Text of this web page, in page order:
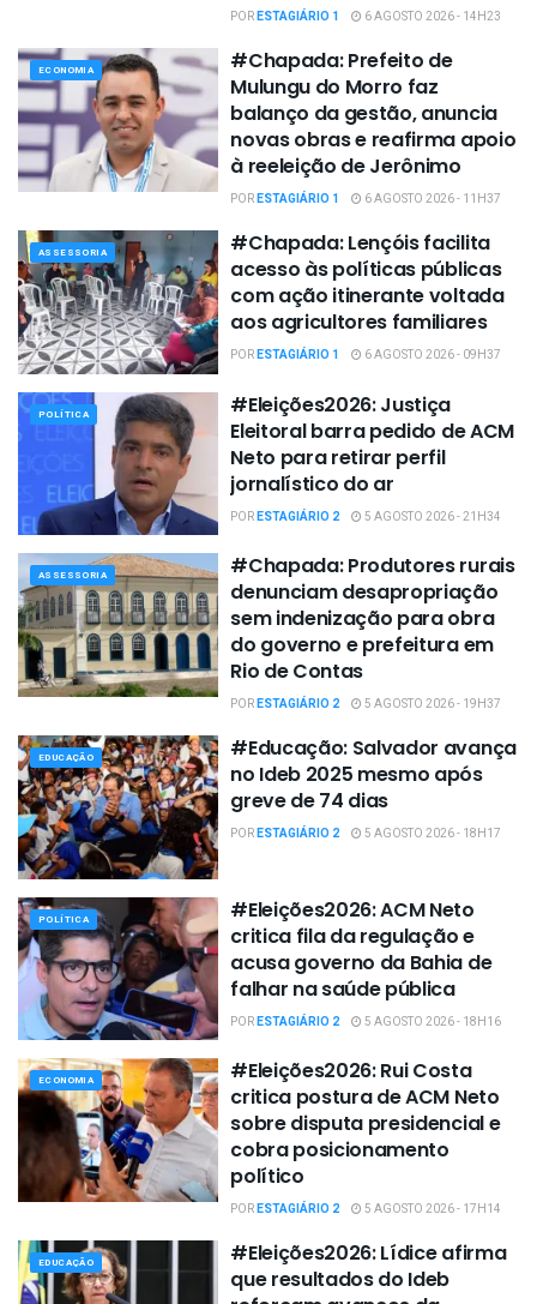
PORESTAGIÁRIO 1 6 AGOSTO 2026 - 14H23
ECONOMIA
#Chapada: Prefeito de
Mulungu do Morro faz
balanço da gestão, anuncia
novas obras e reafirma apoio
à reeleição de Jerônimo
PORESTAGIÁRIO 1 6 AGOSTO 2026 - 11H37
ASSESSORIA
#Chapada: Lençóis facilita
acesso às políticas públicas
com ação itinerante voltada
aos agricultores familiares
PORESTAGIÁRIO 1 6 AGOSTO 2026 - 09H37
POLÍTICA
#Eleições2026: Justiça
Eleitoral barra pedido de ACM
Neto para retirar perfil
jornalístico do ar
PORESTAGIÁRIO 2 5 AGOSTO 2026 - 21H34
ASSESSORIA
#Chapada: Produtores rurais
denunciam desapropriação
sem indenização para obra
do governo e prefeitura em
Rio de Contas
PORESTAGIÁRIO 2 5 AGOSTO 2026 - 19H37
EDUCAÇÃO
#Educação: Salvador avança
no Ideb 2025 mesmo após
greve de 74 dias
PORESTAGIÁRIO 2 5 AGOSTO 2026 - 18H17
POLÍTICA
#Eleições2026: ACM Neto
critica fila da regulação e
acusa governo da Bahia de
falhar na saúde pública
PORESTAGIÁRIO 2 5 AGOSTO 2026 - 18H16
ECONOMIA
#Eleições2026: Rui Costa
critica postura de ACM Neto
sobre disputa presidencial e
cobra posicionamento
político
PORESTAGIÁRIO 2 5 AGOSTO 2026 - 17H14
EDUCAÇÃO
#Eleições2026: Lídice afirma
que resultados do Ideb